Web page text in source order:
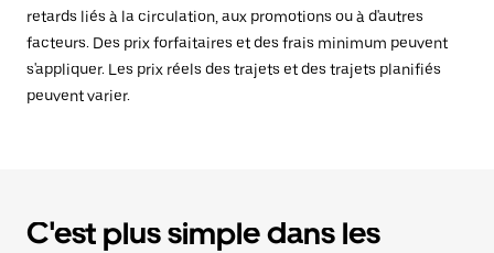
retards liés à la circulation, aux promotions ou à d'autres
facteurs. Des prix forfaitaires et des frais minimum peuvent
s'appliquer. Les prix réels des trajets et des trajets planifiés
peuvent varier.
C'est plus simple dans les